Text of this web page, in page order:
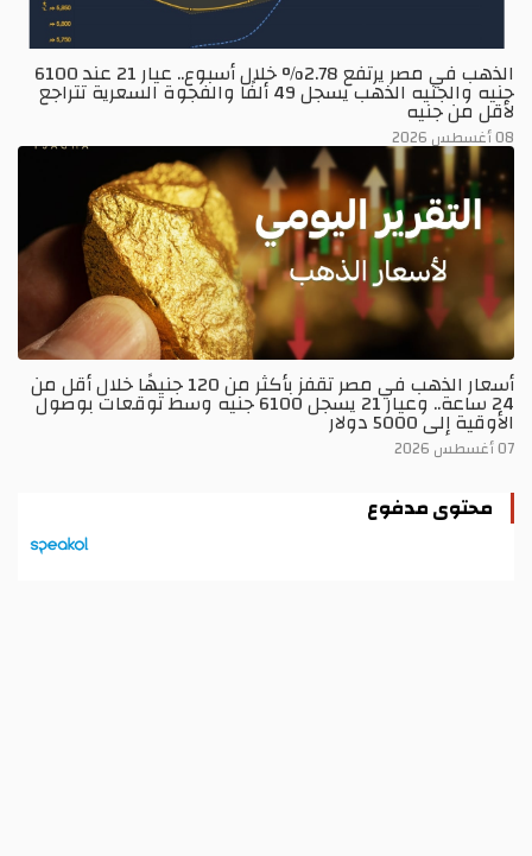
الذهب في مصر يرتفع 2.78% خلال أسبوع.. عيار 21 عند 6100
جنيه والجنيه الذهب يسجل 49 ألفًا والفجوة السعرية تتراجع
لأقل من جنيه
08 أغسطس 2026
أسعار الذهب في مصر تقفز بأكثر من 120 جنيهًا خلال أقل من
24 ساعة.. وعيار 21 يسجل 6100 جنيه وسط توقعات بوصول
الأوقية إلى 5000 دولار
07 أغسطس 2026
محتوى مدفوع